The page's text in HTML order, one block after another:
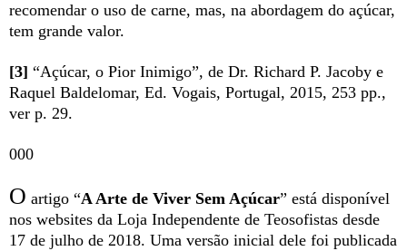
recomendar o uso de carne, mas, na abordagem do açúcar,
tem grande valor.
[3] “Açúcar, o Pior Inimigo”, de Dr. Richard P. Jacoby e
Raquel Baldelomar, Ed. Vogais, Portugal, 2015, 253 pp.,
ver p. 29.
000
O artigo “A Arte de Viver Sem Açúcar” está disponível
nos websites da Loja Independente de Teosofistas desde
17 de julho de 2018. Uma versão inicial dele foi publicada